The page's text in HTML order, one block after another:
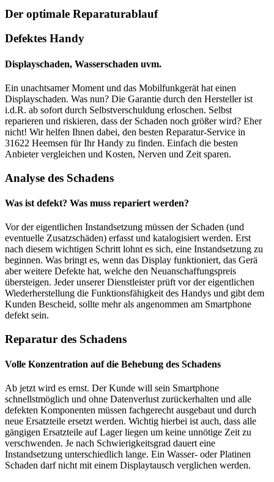
Der optimale Reparaturablauf
Defektes Handy
Displayschaden, Wasserschaden uvm.
Ein unachtsamer Moment und das Mobilfunkgerät hat einen
Displayschaden. Was nun? Die Garantie durch den Hersteller ist
i.d.R. ab sofort durch Selbstverschuldung erloschen. Selbst
reparieren und riskieren, dass der Schaden noch größer wird? Eher
nicht! Wir helfen Ihnen dabei, den besten Reparatur-Service in
31622 Heemsen für Ihr Handy zu finden. Einfach die besten
Anbieter vergleichen und Kosten, Nerven und Zeit sparen.
Analyse des Schadens
Was ist defekt? Was muss repariert werden?
Vor der eigentlichen Instandsetzung müssen der Schaden (und
eventuelle Zusatzschäden) erfasst und katalogisiert werden. Erst
nach diesem wichtigen Schritt lohnt es sich, eine Instandsetzung zu
beginnen. Was bringt es, wenn das Display funktioniert, das Gerä
aber weitere Defekte hat, welche den Neuanschaffungspreis
übersteigen. Jeder unserer Dienstleister prüft vor der eigentlichen
Wiederherstellung die Funktionsfähigkeit des Handys und gibt dem
Kunden Bescheid, sollte mehr als angenommen am Smartphone
defekt sein.
Reparatur des Schadens
Volle Konzentration auf die Behebung des Schadens
Ab jetzt wird es ernst. Der Kunde will sein Smartphone
schnellstmöglich und ohne Datenverlust zurückerhalten und alle
defekten Komponenten müssen fachgerecht ausgebaut und durch
neue Ersatzteile ersetzt werden. Wichtig hierbei ist auch, dass alle
gängigen Ersatzteile auf Lager liegen um keine unnötige Zeit zu
verschwenden. Je nach Schwierigkeitsgrad dauert eine
Instandsetzung unterschiedlich lange. Ein Wasser- oder Platinen
Schaden darf nicht mit einem Displaytausch verglichen werden.